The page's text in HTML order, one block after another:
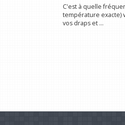
C'est à quelle
température exacte)
vos draps et ...